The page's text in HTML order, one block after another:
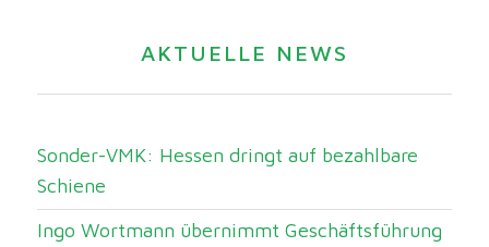
AKTUELLE NEWS
Sonder-VMK: Hessen dringt auf bezahlbare
Schiene
Ingo Wortmann übernimmt Geschäftsführung